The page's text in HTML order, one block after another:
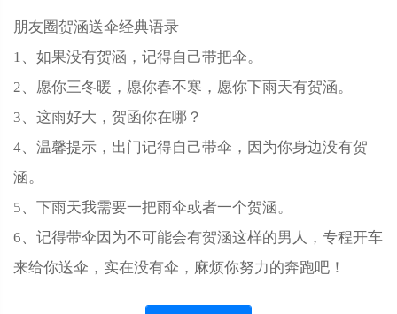
朋友圈贺涵送伞经典语录
1、如果没有贺涵，记得自己带把伞。
2、愿你三冬暖，愿你春不寒，愿你下雨天有贺涵。
3、这雨好大，贺函你在哪？
4、温馨提示，出门记得自己带伞，因为你身边没有贺
涵。
5、下雨天我需要一把雨伞或者一个贺涵。
6、记得带伞因为不可能会有贺涵这样的男人，专程开车
来给你送伞，实在没有伞，麻烦你努力的奔跑吧！